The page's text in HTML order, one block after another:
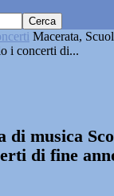
Macerata,
i concerti di...
di musica
di fine